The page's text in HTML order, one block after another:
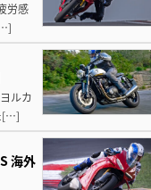
労感
ルカ
[…]
海外